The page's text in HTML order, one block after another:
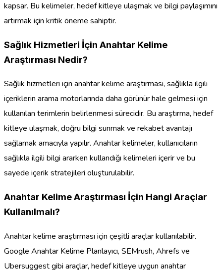
kapsar. Bu kelimeler, hedef kitleye ulaşmak ve bilgi paylaşımını
artırmak için kritik öneme sahiptir.
Sağlık Hizmetleri İçin Anahtar Kelime
Araştırması Nedir?
Sağlık hizmetleri için anahtar kelime araştırması, sağlıkla ilgili
içeriklerin arama motorlarında daha görünür hale gelmesi için
kullanılan terimlerin belirlenmesi sürecidir. Bu araştırma, hedef
kitleye ulaşmak, doğru bilgi sunmak ve rekabet avantajı
sağlamak amacıyla yapılır. Anahtar kelimeler, kullanıcıların
sağlıkla ilgili bilgi ararken kullandığı kelimeleri içerir ve bu
sayede içerik stratejileri oluşturulabilir.
Anahtar Kelime Araştırması İçin Hangi Araçlar
Kullanılmalı?
Anahtar kelime araştırması için çeşitli araçlar kullanılabilir.
Google Anahtar Kelime Planlayıcı, SEMrush, Ahrefs ve
Ubersuggest gibi araçlar, hedef kitleye uygun anahtar